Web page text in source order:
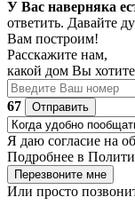
У Вас наверняка
ответить. Давайте
Вам построим!
Расскажите нам,
какой дом Вы
67
Отправить
Я даю согласие на
Подробнее в
Перезвоните мне
Или просто